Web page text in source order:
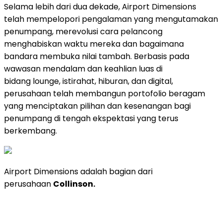
Selama lebih dari dua dekade, Airport Dimensions
telah mempelopori pengalaman yang mengutamakan
penumpang, merevolusi cara pelancong
menghabiskan waktu mereka dan bagaimana
bandara membuka nilai tambah. Berbasis pada
wawasan mendalam dan keahlian luas di
bidang lounge, istirahat, hiburan, dan digital,
perusahaan telah membangun portofolio beragam
yang menciptakan pilihan dan kesenangan bagi
penumpang di tengah ekspektasi yang terus
berkembang.
Airport Dimensions adalah bagian dari
perusahaan Collinson.